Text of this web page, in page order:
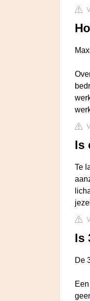
Is
Te
Is
De